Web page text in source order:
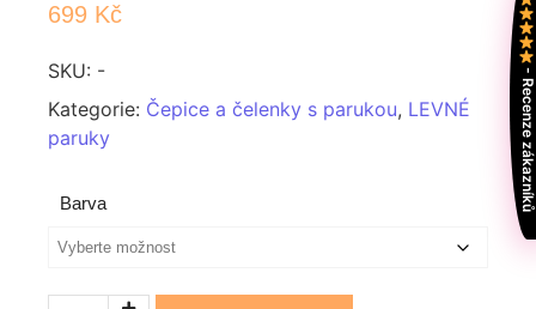
699 Kč
SKU: -
Kategorie: Čepice a čelenky s parukou, LEVNÉ
paruky
Barva - Recenze zákazníků